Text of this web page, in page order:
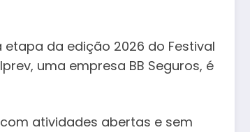
da edição 2026 do Festival
uma empresa BB Seguros, é
atividades abertas e sem